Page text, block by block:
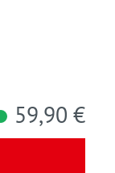
59,90 €